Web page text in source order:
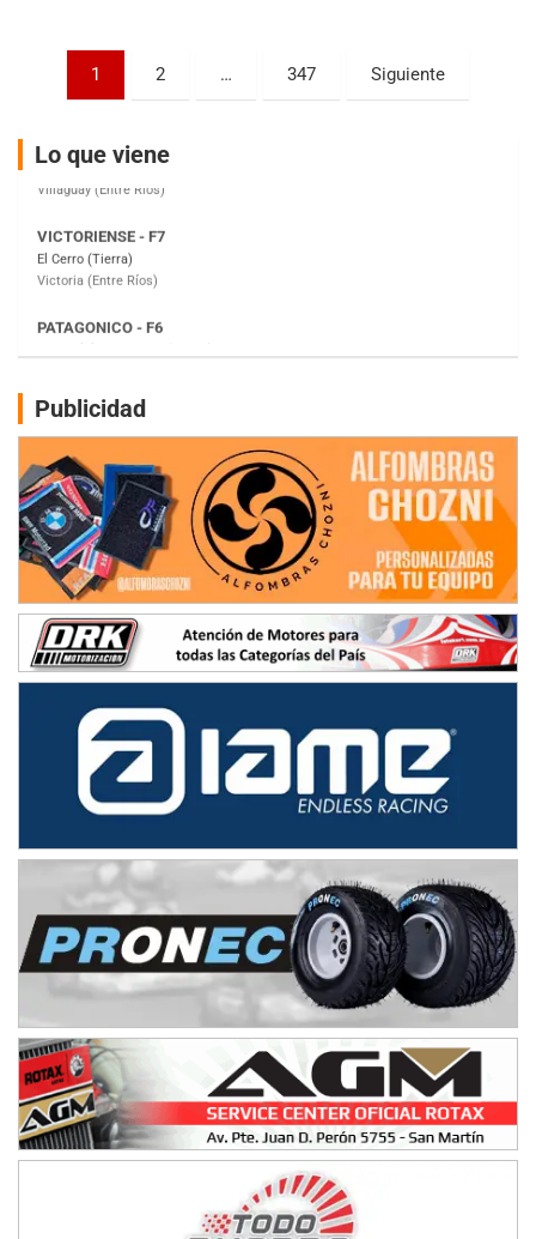
Paginación
entradas
1 2 … 347 Siguiente
Lo que viene
Parque de la Velocidad (Asfalto)
Villaguay (Entre Ríos)
El Cerro (Tierra)
Victoria (Entre Ríos)
Moto Club Reginense (Tierra)
Gral. E. Godoy (Río Negro)
Juventud Unida (Tierra)
NORESTE SANTAFESINO - F6
Ciudad de Avellaneda (Asfalto)
Avellaneda (Santa Fe)
SUR SANTAFESINO - F4
José Samuel Sánchez (Tierra)
Rufino (Santa Fe)
TUCUMANO - F5
Juan Navarro (Asfalto)
El Timbó (Tucumán)
COBERTURA ESPECIAL DE E-KART.COM.AR
IAME SERIES ARGENTINA 6
Ramiro Tot (Asfalto)
Baradero (Buenos Aires)
Ciudad de Trenque Lauquen (Asfalto)
Trenque Lauquen (Buenos Aires)
ENTRERRIANO - F6 (POSTERGADA)
Parque de la Velocidad (Asfalto)
Villaguay (Entre Ríos)
El Cerro (Tierra)
Victoria (Entre Ríos)
PATAGONICO - F6
Moto Club Reginense (Tierra)
Gral. E. Godoy (Río Negro)
Publicidad